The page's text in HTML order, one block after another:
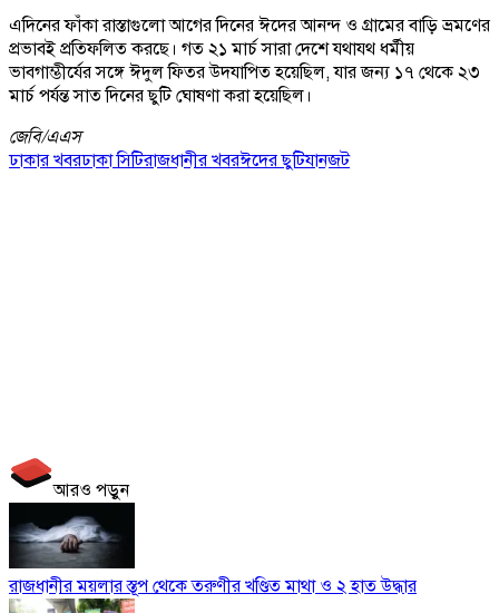
এদিনের ফাঁকা রাস্তাগুলো আগের দিনের ঈদের আনন্দ ও গ্রামের বাড়ি ভ্রমণের
প্রভাবই প্রতিফলিত করছে। গত ২১ মার্চ সারা দেশে যথাযথ ধর্মীয়
ভাবগাম্ভীর্যের সঙ্গে ঈদুল ফিতর উদযাপিত হয়েছিল, যার জন্য ১৭ থেকে ২৩
মার্চ পর্যন্ত সাত দিনের ছুটি ঘোষণা করা হয়েছিল।
জেবি/এএস
ঢাকার খবরঢাকা সিটিরাজধানীর খবরঈদের ছুটিযানজট
আরও পড়ুন
রাজধানীর ময়লার স্তূপ থেকে তরুণীর খণ্ডিত মাথা ও ২ হাত উদ্ধার